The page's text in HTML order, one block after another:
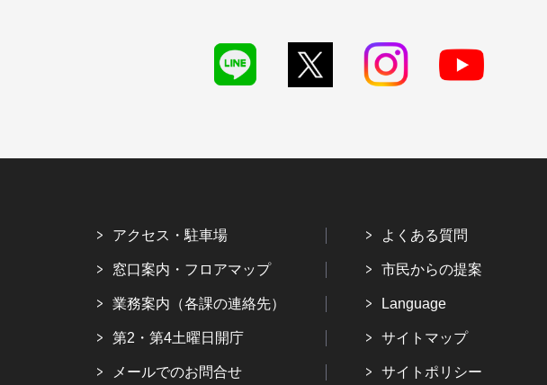
アクセス・駐車場
窓口案内・フロアマップ
業務案内（各課の連絡先）
第2・第4土曜日開庁
メールでのお問合せ
よくある質問
市民からの提案
Language
サイトマップ
サイトポリシー